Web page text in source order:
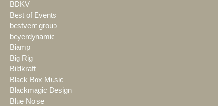
BDKV
Best of Events
bestvent group
beyerdynamic
Biamp
Big Rig
Bildkraft
Black Box Music
Blackmagic Design
Blue Noise